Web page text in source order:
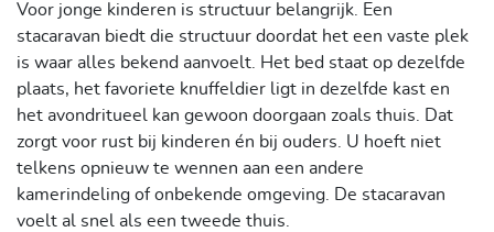
Voor jonge kinderen is structuur belangrijk. Een
stacaravan biedt die structuur doordat het een vaste plek
is waar alles bekend aanvoelt. Het bed staat op dezelfde
plaats, het favoriete knuffeldier ligt in dezelfde kast en
het avondritueel kan gewoon doorgaan zoals thuis. Dat
zorgt voor rust bij kinderen én bij ouders. U hoeft niet
telkens opnieuw te wennen aan een andere
kamerindeling of onbekende omgeving. De stacaravan
voelt al snel als een tweede thuis.